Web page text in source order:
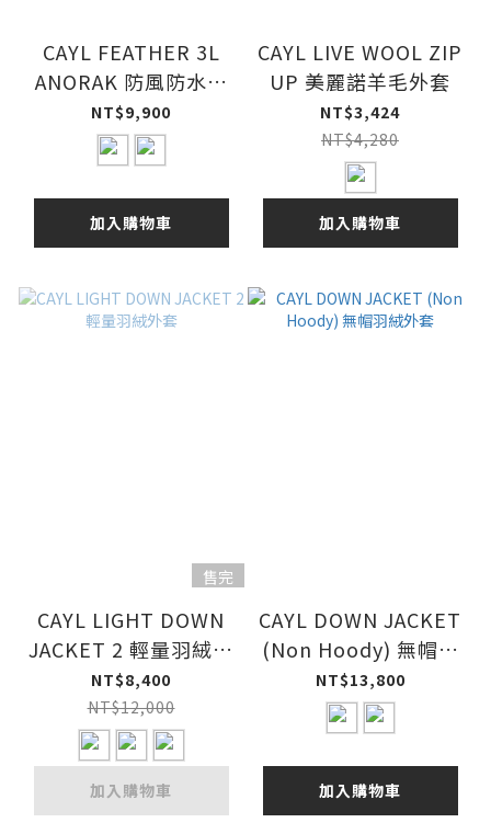
CAYL FEATHER 3L
ANORAK 防風防水外
套
NT$9,900
加入購物車
CAYL LIVE WOOL ZIP
UP 美麗諾羊毛外套
NT$3,424
NT$4,280
加入購物車
售完
CAYL LIGHT DOWN
JACKET 2 輕量羽絨外
套
NT$8,400
NT$12,000
加入購物車
CAYL DOWN JACKET
(Non Hoody) 無帽羽
絨外套
NT$13,800
加入購物車